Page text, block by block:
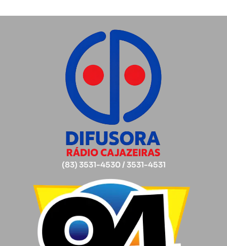
(83) 3531-4530 / 3531-4531